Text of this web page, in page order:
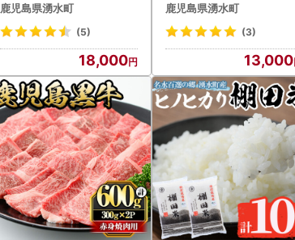
鹿児島県湧水町
(5)
18,000
鹿児島県湧水町
(3)
13,000